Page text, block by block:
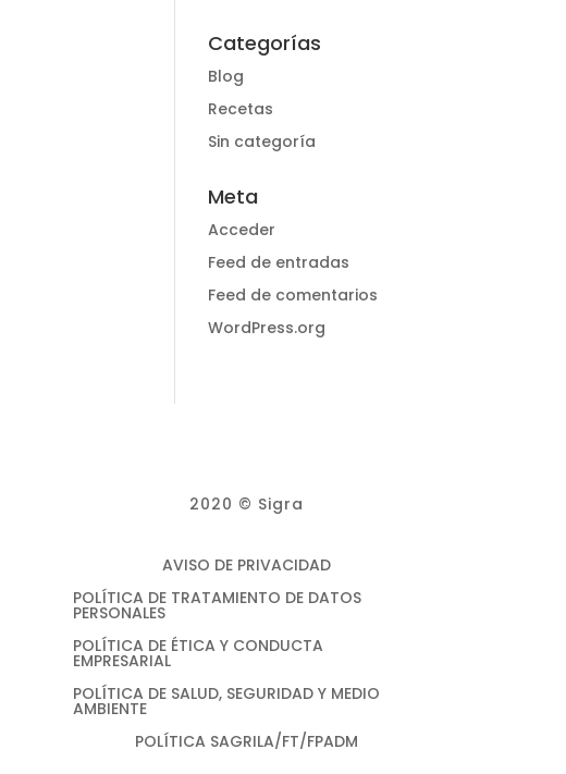
Categorías
Blog
Recetas
Sin categoría
Meta
Acceder
Feed de entradas
Feed de comentarios
WordPress.org
2020 © Sigra
AVISO DE PRIVACIDAD
POLÍTICA DE TRATAMIENTO DE DATOS
PERSONALES
POLÍTICA DE ÉTICA Y CONDUCTA
EMPRESARIAL
POLÍTICA DE SALUD, SEGURIDAD Y MEDIO
AMBIENTE
POLÍTICA SAGRILA/FT/FPADM